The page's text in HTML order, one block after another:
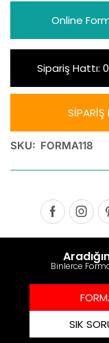
Online
Sipariş Hattı:
SİPARİŞ
SKU: FORMA118
Binlerce
SIK